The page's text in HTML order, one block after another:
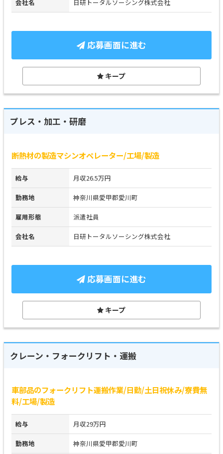
会社名 日研トータルソーシング株式会社
応募画面に進む
キープ
プレス・加工・研磨
断熱材の製造マシンオペレーター/工場/製造
給与 月収26.5万円
勤務地 神奈川県愛甲郡愛川町
雇用形態 派遣社員
会社名 日研トータルソーシング株式会社
応募画面に進む
キープ
クレーン・フォークリフト・運搬
車部品のフォークリフト運搬作業/日勤/土日祝休み/寮費無
料/工場/製造
給与 月収29万円
勤務地 神奈川県愛甲郡愛川町